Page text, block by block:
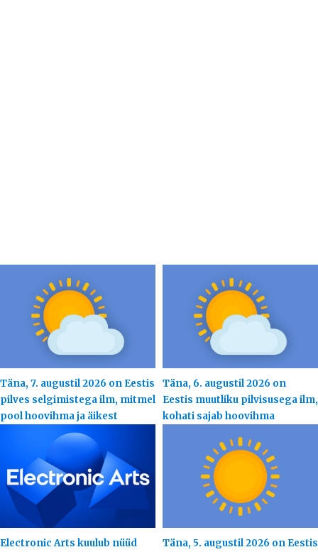
Täna, 7. augustil 2026 on Eestis
pilves selgimistega ilm, mitmel
pool hoovihma ja äikest
Täna, 6. augustil 2026 on
Eestis muutliku pilvisusega ilm,
kohati sajab hoovihma
Electronic Arts kuulub nüüd
Täna, 5. augustil 2026 on Eestis